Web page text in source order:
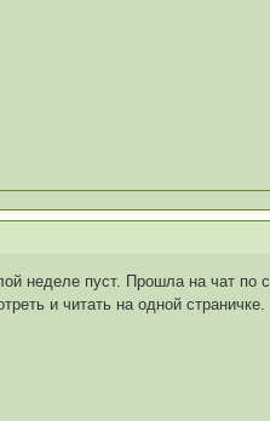
неделе пуст. Прошла на чат
и читать на одной